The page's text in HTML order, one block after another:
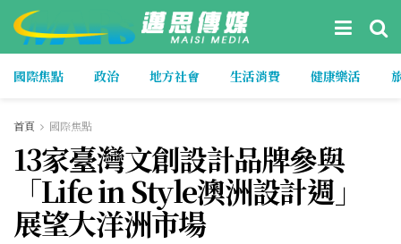
國際焦點 政治 地方社會 生活消費 健康樂活
首頁 國際焦點
13家臺灣文創設計品牌參與
「Life in Style澳洲設計週」
展望大洋洲市場